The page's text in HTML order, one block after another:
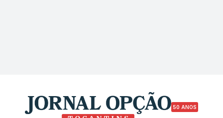
50 ANOS